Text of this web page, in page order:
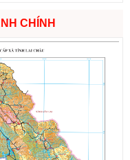
CHÍNH